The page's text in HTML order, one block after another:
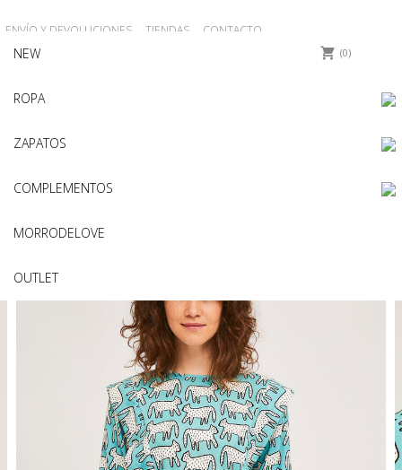
0
ENVÍO Y DEVOLUCIONES TIENDAS CONTACTO
NEW
ROPA
ZAPATOS
COMPLEMENTOS
MORRODELOVE
OUTLET